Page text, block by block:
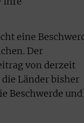
eine
Der
von derzeit
die Länder bisher
Beschwerde und